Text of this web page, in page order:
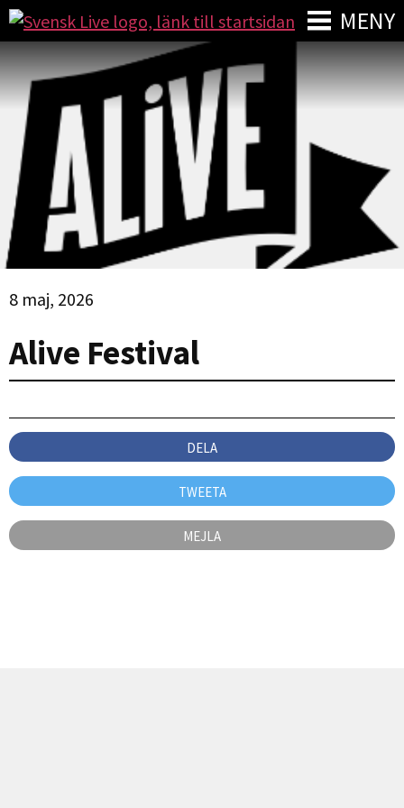
MENY
8 maj, 2026
Alive Festival
DELA
TWEETA
MEJLA